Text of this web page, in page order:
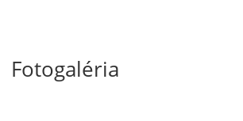
Fotogaléria